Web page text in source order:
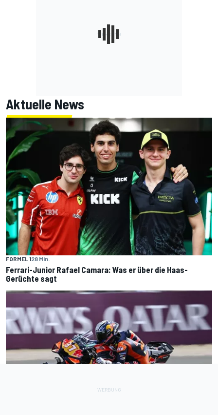
Aktuelle News
FORMEL 128 Min.
Ferrari-Junior Rafael Camara: Was er über die Haas-
Gerüchte sagt